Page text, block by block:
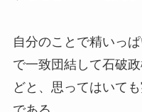
自分のことで精いっ
で一致団結して石破
どと、思ってはいて